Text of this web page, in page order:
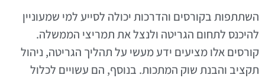
השתתפות בקורסים והדרכות יכולה לסייע למי שמעוניין
להיכנס לתחום הגריטה ולנצל את תמריצי הממשלה.
קורסים אלו מציעים ידע מעשי על תהליך הגריטה, ניהול
תקציב והבנת שוק המתכות. בנוסף, הם עשויים לכלול